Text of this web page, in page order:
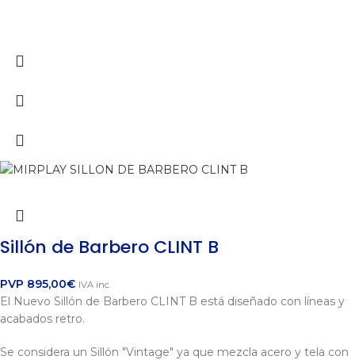
Sillón de Barbero CLINT B
PVP 895,00€ IVA inc.
El Nuevo Sillón de Barbero CLINT B está diseñado con líneas y
acabados retro.
Se considera un Sillón "Vintage" ya que mezcla acero y tela con